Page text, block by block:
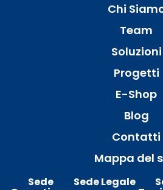
Chi
Team
Soluzioni
Progetti
E-Shop
Blog
Contatti
Mappa del
Sede Sede Legale